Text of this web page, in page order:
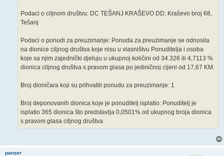
Podaci o ciljnom društvu: DC TEŠANJ KRAŠEVO DD; Kraševo broj 68,
Tešanj
Podaci o ponudi za preuzimanje: Ponuda za preuzimanje se odnosila
na dionice ciljnog društva koje nisu u vlasništvu Ponuditelja i osoba
koje sa njim zajednički djeluju u ukupnoj količini od 34.326 ili 4,7113 %
dionica ciljnog društva s pravom glasa po jediničnoj cijeni od 17,67 KM.
Broj dioničara koji su prihvatili ponudu za preuzimanje: 1
Broj deponovanih dionica koje je ponuditelj isplatio: Ponuditelj je
isplatio 365 dionica što predstavlja 0,0501% od ukupnog broja dionica
s pravom glasa ciljnog društva
panzer